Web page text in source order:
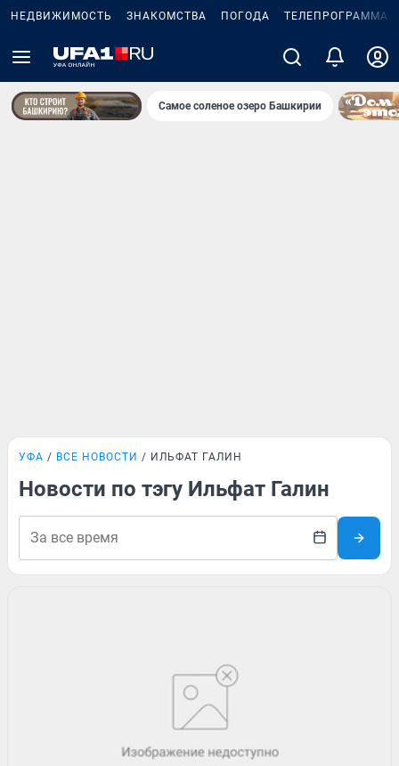
НЕДВИЖИМОСТЬ ЗНАКОМСТВА ПОГОДА ТЕЛЕПРОГРАММА
Самое соленое озеро Башкирии
УФА ВСЕ НОВОСТИ ИЛЬФАТ ГАЛИН
Новости по тэгу Ильфат Галин